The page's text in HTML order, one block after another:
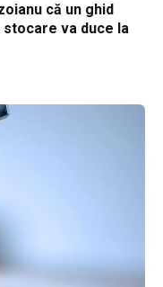
că un ghid
va duce la